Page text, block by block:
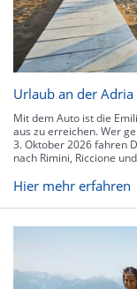
Urlaub an der
Mit dem Auto ist die
aus zu erreichen. Wer
3. Oktober 2026 fahren
nach Rimini, Riccione
Hier mehr erfahren